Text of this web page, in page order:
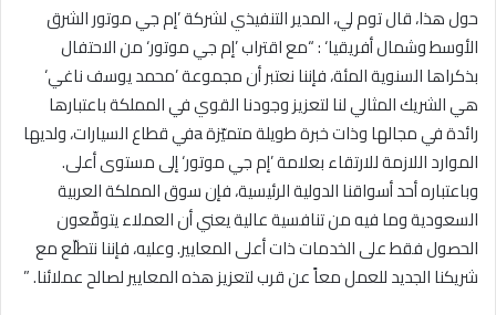
حول هذا، قال توم لي، المدير التنفيذي لشركة ’إم جي موتور الشرق
الأوسط وشمال أفريقيا‘ : “مع اقتراب ’إم جي موتور‘ من الاحتفال
بذكراها السنوية المئة، فإننا نعتبر أن مجموعة ’محمد يوسف ناغي‘
هي الشريك المثالي لنا لتعزيز وجودنا القوي في المملكة باعتبارها
رائدة في مجالها وذات خبرة طويلة متميّزة aفي قطاع السيارات، ولديها
الموارد اللازمة للارتقاء بعلامة ’إم جي موتور‘ إلى مستوى أعلى.
وباعتباره أحد أسواقنا الدولية الرئيسية، فإن سوق المملكة العربية
السعودية وما فيه من تنافسية عالية يعني أن العملاء يتوقّعون
الحصول فقط على الخدمات ذات أعلى المعايير. وعليه، فإننا نتطلّع مع
شريكنا الجديد للعمل معاً عن قرب لتعزيز هذه المعايير لصالح عملائنا. ”